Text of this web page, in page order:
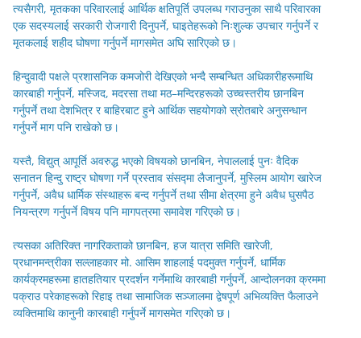
त्यसैगरी, मृतकका परिवारलाई आर्थिक क्षतिपूर्ति उपलब्ध गराउनुका साथै परिवारका
एक सदस्यलाई सरकारी रोजगारी दिनुपर्ने, घाइतेहरूको निःशुल्क उपचार गर्नुपर्ने र
मृतकलाई शहीद घोषणा गर्नुपर्ने मागसमेत अघि सारिएको छ।
हिन्दुवादी पक्षले प्रशासनिक कमजोरी देखिएको भन्दै सम्बन्धित अधिकारीहरूमाथि
कारबाही गर्नुपर्ने, मस्जिद, मदरसा तथा मठ–मन्दिरहरूको उच्चस्तरीय छानबिन
गर्नुपर्ने तथा देशभित्र र बाहिरबाट हुने आर्थिक सहयोगको स्रोतबारे अनुसन्धान
गर्नुपर्ने माग पनि राखेको छ।
यस्तै, विद्युत् आपूर्ति अवरुद्ध भएको विषयको छानबिन, नेपाललाई पुनः वैदिक
सनातन हिन्दु राष्ट्र घोषणा गर्ने प्रस्ताव संसद्मा लैजानुपर्ने, मुस्लिम आयोग खारेज
गर्नुपर्ने, अवैध धार्मिक संस्थाहरू बन्द गर्नुपर्ने तथा सीमा क्षेत्रमा हुने अवैध घुसपैठ
नियन्त्रण गर्नुपर्ने विषय पनि मागपत्रमा समावेश गरिएको छ।
त्यसका अतिरिक्त नागरिकताको छानबिन, हज यात्रा समिति खारेजी,
प्रधानमन्त्रीका सल्लाहकार मो. आसिम शाहलाई पदमुक्त गर्नुपर्ने, धार्मिक
कार्यक्रमहरूमा हातहतियार प्रदर्शन गर्नेमाथि कारबाही गर्नुपर्ने, आन्दोलनका क्रममा
पक्राउ परेकाहरूको रिहाइ तथा सामाजिक सञ्जालमा द्वेषपूर्ण अभिव्यक्ति फैलाउने
व्यक्तिमाथि कानुनी कारबाही गर्नुपर्ने मागसमेत गरिएको छ।